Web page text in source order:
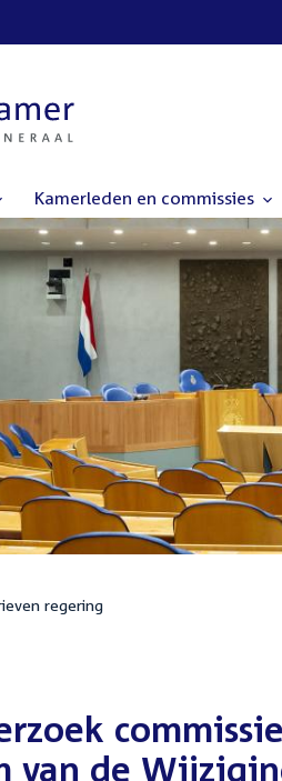
Kamerleden en commissies
regering
van de